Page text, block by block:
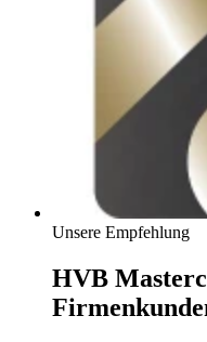
Unsere Empfehlung
HVB